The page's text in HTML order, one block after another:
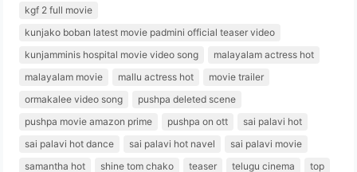
kgf 2 full movie
kunjako boban latest movie padmini official teaser video
kunjamminis hospital movie video song
malayalam actress hot
malayalam movie
mallu actress hot
movie trailer
ormakalee video song
pushpa deleted scene
pushpa movie amazon prime
pushpa on ott
sai palavi hot
sai palavi hot dance
sai palavi hot navel
sai palavi movie
samantha hot
shine tom chako teaser telugu cinema top